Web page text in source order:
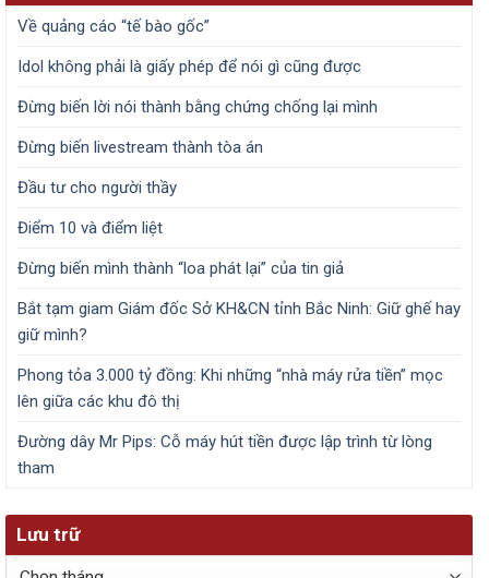
Về quảng cáo “tế bào gốc”
Idol không phải là giấy phép để nói gì cũng được
Đừng biến lời nói thành bằng chứng chống lại mình
Đừng biến livestream thành tòa án
Đầu tư cho người thầy
Điểm 10 và điểm liệt
Đừng biến mình thành “loa phát lại” của tin giả
Bắt tạm giam Giám đốc Sở KH&CN tỉnh Bắc Ninh: Giữ ghế hay
giữ mình?
Phong tỏa 3.000 tỷ đồng: Khi những “nhà máy rửa tiền” mọc
lên giữa các khu đô thị
Đường dây Mr Pips: Cỗ máy hút tiền được lập trình từ lòng
tham
Lưu trữ
Lưu